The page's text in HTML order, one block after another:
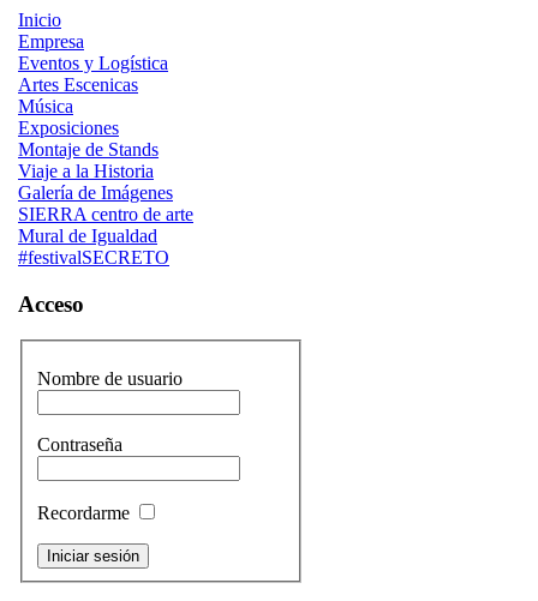
Inicio
Empresa
Eventos y Logística
Artes Escenicas
Música
Exposiciones
Montaje de Stands
Viaje a la Historia
Galería de Imágenes
SIERRA centro de arte
Mural de Igualdad
#festivalSECRETO
Acceso
Nombre de usuario
Contraseña
Recordarme